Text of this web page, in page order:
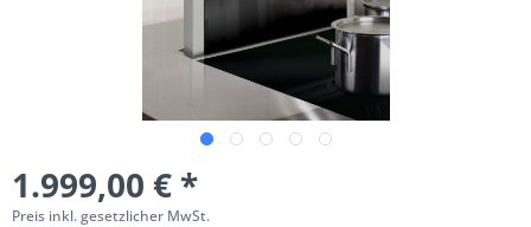
1.999,00 € *
Preis inkl. gesetzlicher MwSt.